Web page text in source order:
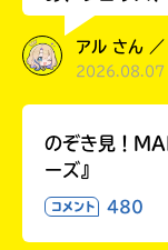
アル さん
2026.08.07
のぞき見！
ーズ』
コメント 480